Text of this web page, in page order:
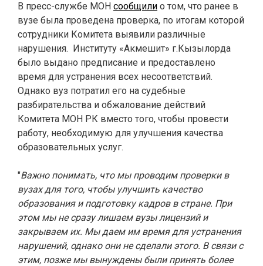
В пресс-службе МОН сообщили о том, что ранее в
вузе была проведена проверка, по итогам которой
сотрудники Комитета выявили различные
нарушения. Институту «Акмешит» г.Кызылорда
было выдано предписание и предоставлено
время для устранения всех несоответствий.
Однако вуз потратил его на судебные
разбирательства и обжалование действий
Комитета МОН РК вместо того, чтобы провести
работу, необходимую для улучшения качества
образовательных услуг.
"Важно понимать, что мы проводим проверки в
вузах для того, чтобы улучшить качество
образования и подготовку кадров в стране. При
этом мы не сразу лишаем вузы лицензий и
закрываем их. Мы даем им время для устранения
нарушений, однако они не сделали этого. В связи с
этим, позже мы вынуждены были принять более